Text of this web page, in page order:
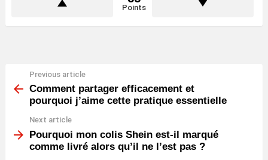
Points
more
Previous article
Comment partager efficacement et
pourquoi j’aime cette pratique essentielle
Next article
Pourquoi mon colis Shein est-il marqué
comme livré alors qu’il ne l’est pas ?